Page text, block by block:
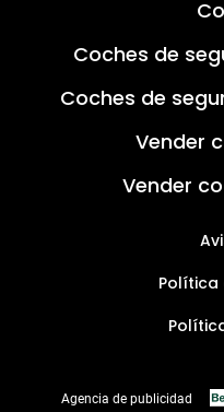
Coches de
Coches de
Vender
Vender
Política
Agencia de publicidad